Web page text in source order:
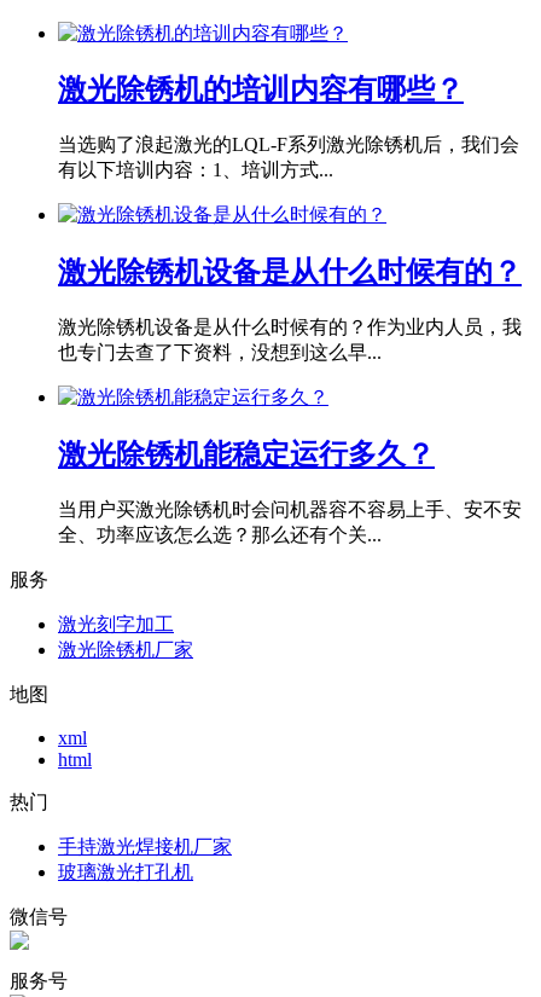
激光除锈机的培训内容有哪些？
当选购了浪起激光的LQL-F系列激光除锈机后，我们会
有以下培训内容：1、培训方式...
激光除锈机设备是从什么时候有的？
激光除锈机设备是从什么时候有的？作为业内人员，我
也专门去查了下资料，没想到这么早...
激光除锈机能稳定运行多久？
当用户买激光除锈机时会问机器容不容易上手、安不安
全、功率应该怎么选？那么还有个关...
服务
激光刻字加工
激光除锈机厂家
地图
xml
html
热门
手持激光焊接机厂家
玻璃激光打孔机
微信号
服务号